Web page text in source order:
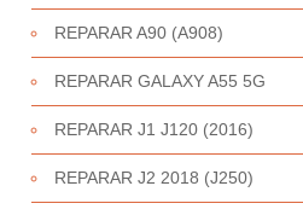
REPARAR A90 (A908)
REPARAR GALAXY A55 5G
REPARAR J1 J120 (2016)
REPARAR J2 2018 (J250)